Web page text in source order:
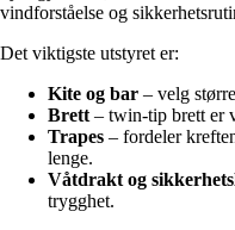
vindforståelse og
Det viktigste utstyret er:
Kite og bar – velg
Brett – twin-tip brett er
Trapes – fordeler
lenge.
Våtdrakt og
trygghet.